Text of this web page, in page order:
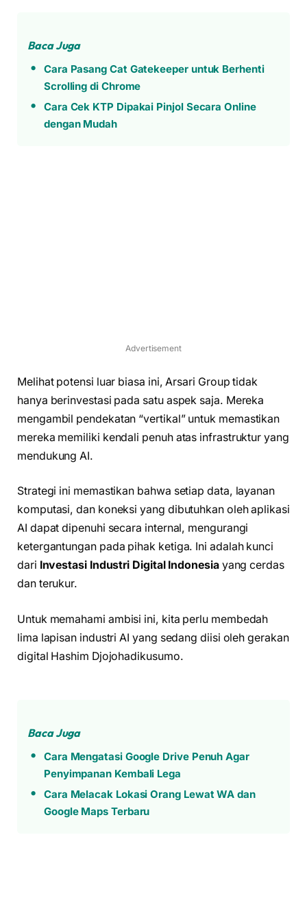
Baca Juga
Cara Pasang Cat Gatekeeper untuk Berhenti
Scrolling di Chrome
Cara Cek KTP Dipakai Pinjol Secara Online
dengan Mudah
Advertisement
Melihat potensi luar biasa ini, Arsari Group tidak
hanya berinvestasi pada satu aspek saja. Mereka
mengambil pendekatan “vertikal” untuk memastikan
mereka memiliki kendali penuh atas infrastruktur yang
mendukung AI.
Strategi ini memastikan bahwa setiap data, layanan
komputasi, dan koneksi yang dibutuhkan oleh aplikasi
AI dapat dipenuhi secara internal, mengurangi
ketergantungan pada pihak ketiga. Ini adalah kunci
dari Investasi Industri Digital Indonesiayang cerdas
dan terukur.
Untuk memahami ambisi ini, kita perlu membedah
lima lapisan industri AI yang sedang diisi oleh gerakan
digital Hashim Djojohadikusumo.
Baca Juga
Cara Mengatasi Google Drive Penuh Agar
Penyimpanan Kembali Lega
Cara Melacak Lokasi Orang Lewat WA dan
Google Maps Terbaru